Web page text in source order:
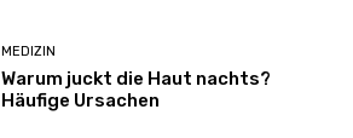
MEDIZIN
Warum juckt die Haut nachts?
Häufige Ursachen